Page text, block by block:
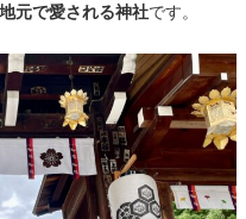
元で愛される神社です。